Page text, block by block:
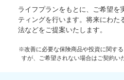
ライフプランをもとに、ご希望を
ティングを行います。将来にわた
法などをご提案いたします。
※改善に必要な保険商品や投資に関す
すが、ご希望されない場合はご契約い